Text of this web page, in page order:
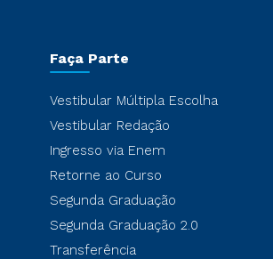
Faça Parte
Vestibular Múltipla Escolha
Vestibular Redação
Ingresso via Enem
Retorne ao Curso
Segunda Graduação
Segunda Graduação 2.0
Transferência